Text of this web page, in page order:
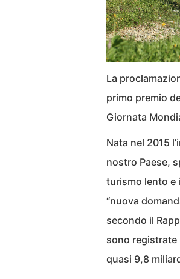
La
primo premio
Giornata
Nata nel 2015
nostro Paese,
turismo lento e
“nuova
secondo il
sono registrate
quasi 9,8